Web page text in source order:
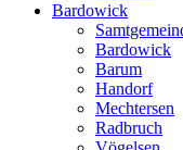
Bardowick
Bardowick
Barum
Handorf
Mechtersen
Radbruch